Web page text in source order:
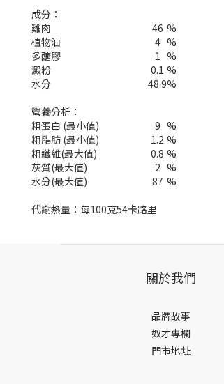
成分：
雞肉
46 %
植物油
4 %
多醣膠
1 %
澱粉
0.1 %
水分
48.9%
營養分析：
粗蛋白 (最小值)
9 %
粗脂肪 (最小值)
1.2 %
粗纖維(最大值)
0.8 %
灰質(最大值)
2 %
水分(最大值)
87 %
代謝熱量：每100克54卡路里
關於我們
品牌故事
奴才專欄
門市地址